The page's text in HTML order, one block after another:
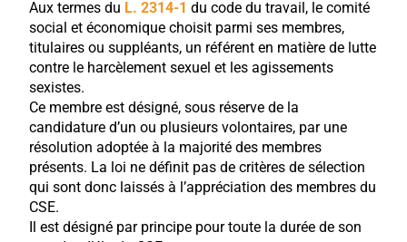
Aux termes du L. 2314-1 du code du travail, le comité
social et économique choisit parmi ses membres,
titulaires ou suppléants, un référent en matière de lutte
contre le harcèlement sexuel et les agissements
sexistes.
Ce membre est désigné, sous réserve de la
candidature d’un ou plusieurs volontaires, par une
résolution adoptée à la majorité des membres
présents. La loi ne définit pas de critères de sélection
qui sont donc laissés à l’appréciation des membres du
CSE.
Il est désigné par principe pour toute la durée de son